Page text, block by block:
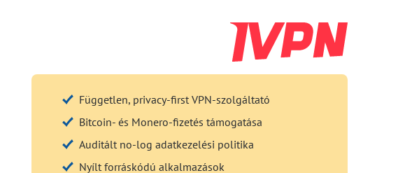
Független, privacy-first VPN-szolgáltató
Bitcoin- és Monero-fizetés támogatása
Auditált no-log adatkezelési politika
Nyílt forráskódú alkalmazások